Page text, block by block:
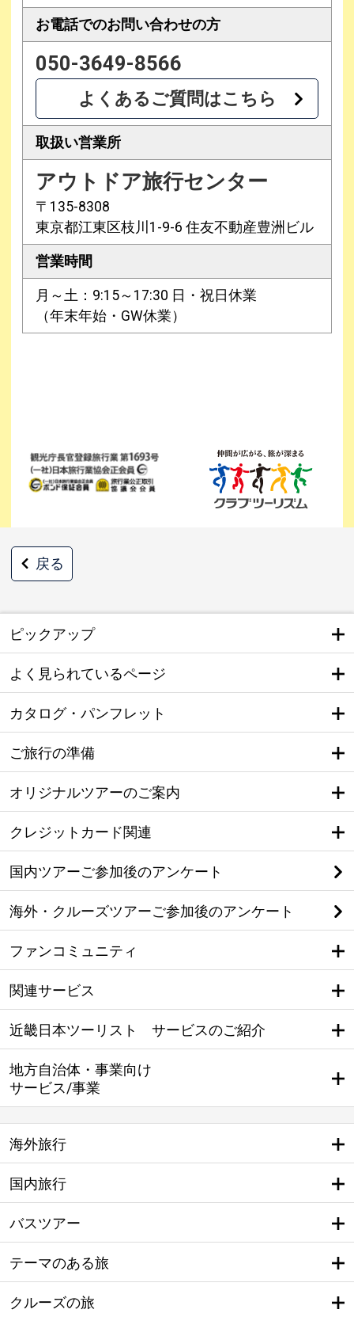
お電話でのお問い合わせの方
050-3649-8566
よくあるご質問はこちら
取扱い営業所
アウトドア旅行センター
〒135-8308
東京都江東区枝川1-9-6 住友不動産豊洲ビル
営業時間
月～土：9:15～17:30 日・祝日休業
（年末年始・GW休業）
戻る
ピックアップ
よく見られているページ
カタログ・パンフレット
ご旅行の準備
オリジナルツアーのご案内
クレジットカード関連
国内ツアーご参加後のアンケート
海外・クルーズツアーご参加後のアンケート
ファンコミュニティ
関連サービス
近畿日本ツーリスト サービスのご紹介
地方自治体・事業向け
サービス/事業
海外旅行
国内旅行
バスツアー
テーマのある旅
クルーズの旅